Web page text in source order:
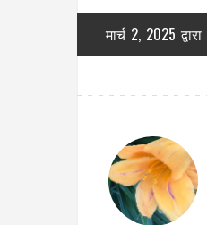
मार्च 2, 2025 द्वारा